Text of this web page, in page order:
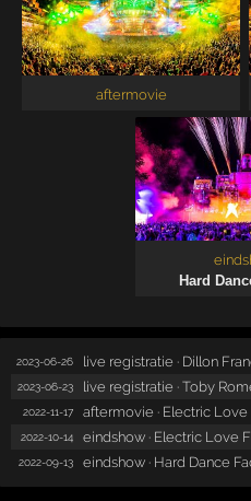
aftermovie
Hard
2023-06-26 live registratie · Dillon
2023-06-23 live registratie · Toby
2022-11-17 aftermovie · Electric Love
2022-10-14 eindshow · Electric Love
2022-09-13 eindshow · Hard Dance